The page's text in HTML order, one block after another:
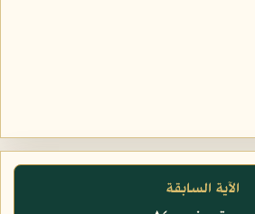
الآية السابقة